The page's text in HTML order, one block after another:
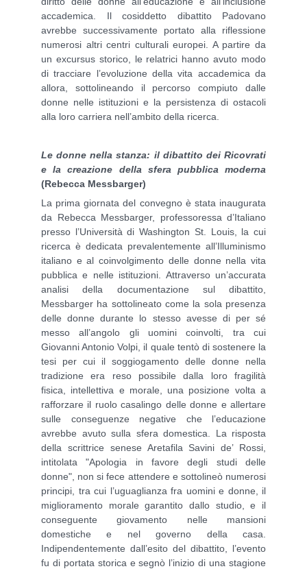
accademica. Il cosiddetto dibattito Padovano
avrebbe successivamente portato alla riflessione
numerosi altri centri culturali europei. A partire da
un excursus storico, le relatrici hanno avuto modo
di tracciare l’evoluzione della vita accademica da
allora, sottolineando il percorso compiuto dalle
donne nelle istituzioni e la persistenza di ostacoli
alla loro carriera nell’ambito della ricerca.
Le donne nella stanza: il dibattito dei Ricovrati
e la creazione della sfera pubblica moderna
(Rebecca Messbarger)
La prima giornata del convegno è stata inaugurata
da Rebecca Messbarger, professoressa d’Italiano
presso l’Università di Washington St. Louis, la cui
ricerca è dedicata prevalentemente all’Illuminismo
italiano e al coinvolgimento delle donne nella vita
pubblica e nelle istituzioni. Attraverso un’accurata
analisi della documentazione sul dibattito,
Messbarger ha sottolineato come la sola presenza
delle donne durante lo stesso avesse di per sé
messo all’angolo gli uomini coinvolti, tra cui
Giovanni Antonio Volpi, il quale tentò di sostenere la
tesi per cui il soggiogamento delle donne nella
tradizione era reso possibile dalla loro fragilità
fisica, intellettiva e morale, una posizione volta a
rafforzare il ruolo casalingo delle donne e allertare
sulle conseguenze negative che l’educazione
avrebbe avuto sulla sfera domestica. La risposta
della scrittrice senese Aretafila Savini de’ Rossi,
intitolata "Apologia in favore degli studi delle
donne", non si fece attendere e sottolineò numerosi
principi, tra cui l’uguaglianza fra uomini e donne, il
miglioramento morale garantito dallo studio, e il
conseguente giovamento nelle mansioni
domestiche e nel governo della casa.
Indipendentemente dall’esito del dibattito, l’evento
fu di portata storica e segnò l’inizio di una stagione